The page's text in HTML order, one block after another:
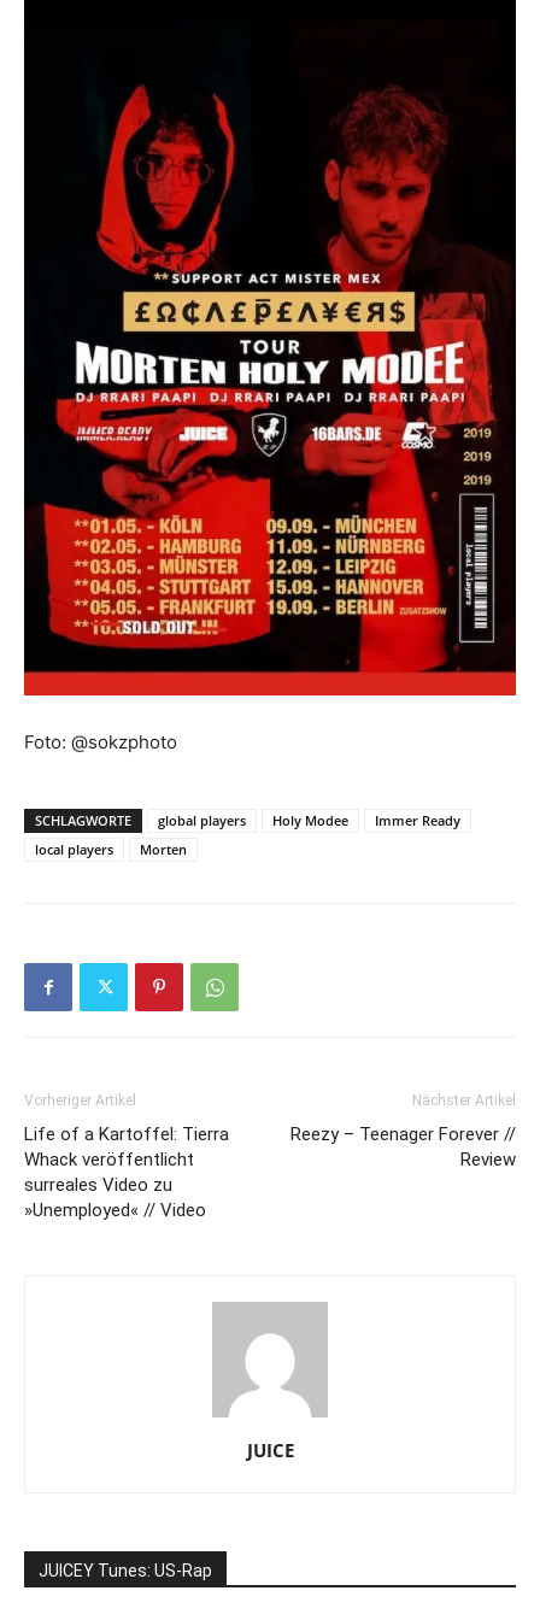
Foto: @sokzphoto
SCHLAGWORTE global players Holy Modee
Immer Ready
local players
Morten
Vorheriger Artikel
Life of a Kartoffel: Tierra
Whack veröffentlicht
surreales Video zu
»Unemployed« // Video
Nächster Artikel
Reezy – Teenager Forever //
Review
JUICE
JUICEY Tunes: US-Rap